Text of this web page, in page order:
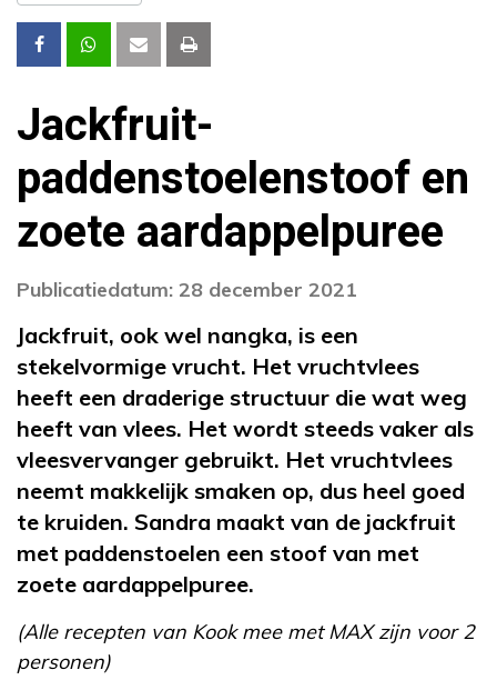
Jackfruit-
paddenstoelenstoof en
zoete aardappelpuree
Publicatiedatum: 28 december 2021
Jackfruit, ook wel nangka, is een
stekelvormige vrucht. Het vruchtvlees
heeft een draderige structuur die wat weg
heeft van vlees. Het wordt steeds vaker als
vleesvervanger gebruikt. Het vruchtvlees
neemt makkelijk smaken op, dus heel goed
te kruiden. Sandra maakt van de jackfruit
met paddenstoelen een stoof van met
zoete aardappelpuree.
(Alle recepten van Kook mee met MAX zijn voor 2
personen)